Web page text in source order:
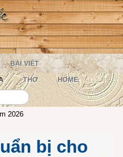
BÀI VIẾT
THƠ HOME
2026
bị cho